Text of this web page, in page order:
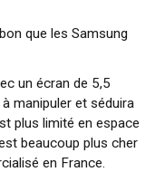
que les Samsung
un écran de 5,5
manipuler et séduira
plus limité en espace
beaucoup plus cher
en France.